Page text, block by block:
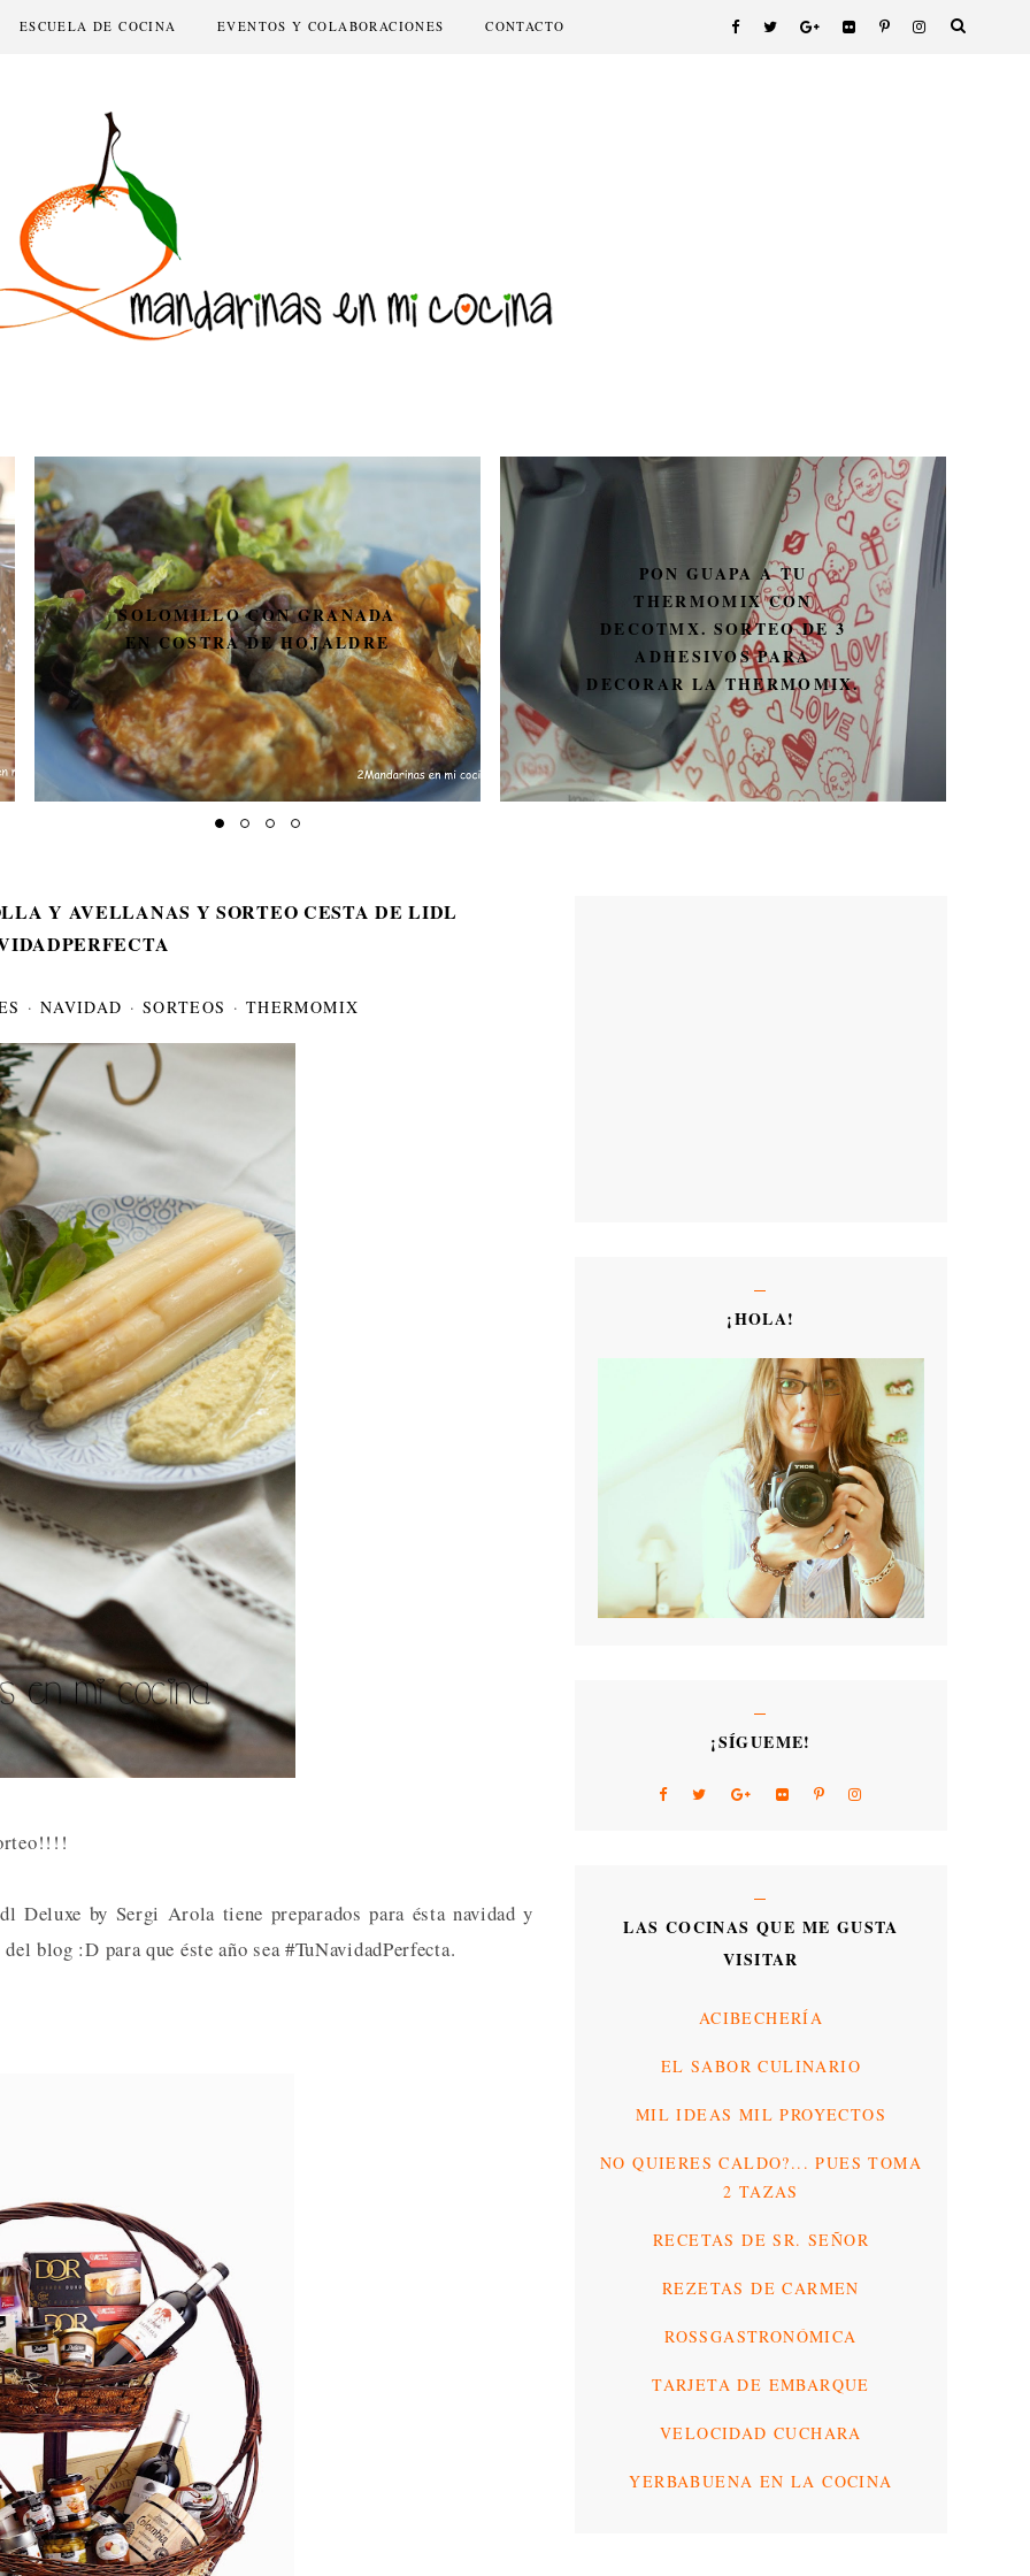
ESCUELA DE COCINA EVENTOS Y COLABORACIONES CONTACTO
PON GUAPA A TU
THERMOMIX CON
DECOTMX. SORTEO DE 3
ADHESIVOS PARA
DECORAR LA THERMOMIX.
POLLO STROGONOFF
Y AVELLANAS Y SORTEO CESTA DE LIDL
· NAVIDAD · SORTEOS · THERMOMIX
Deluxe by Sergi Arola tiene preparados para ésta navidad y
blog :D para que éste año sea #TuNavidadPerfecta.
¡HOLA!
¡SÍGUEME!
LAS COCINAS QUE ME GUSTA
VISITAR
ACIBECHERÍA
EL SABOR CULINARIO
MIL IDEAS MIL PROYECTOS
NO QUIERES CALDO?... PUES TOMA
2 TAZAS
RECETAS DE SR. SEÑOR
REZETAS DE CARMEN
ROSSGASTRONÓMICA
TARJETA DE EMBARQUE
VELOCIDAD CUCHARA
YERBABUENA EN LA COCINA